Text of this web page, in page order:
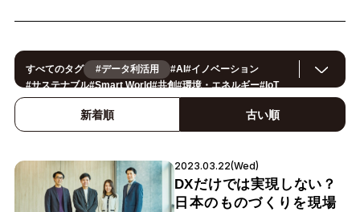
すべてのタグ #データ利活用 #AI#イノベーション
#サステナブル#Smart World#共創#環境・エネルギー#IoT
#スマートシティ#事例#働き方改革#セキュリティ
CX/顧客体験#OPEN HUB
ロボティクス
デジタルツイン カーボンニュートラル
新着順 古い順
2023.03.22(Wed)
DXだけでは実現しない？
日本のものづくりを現場